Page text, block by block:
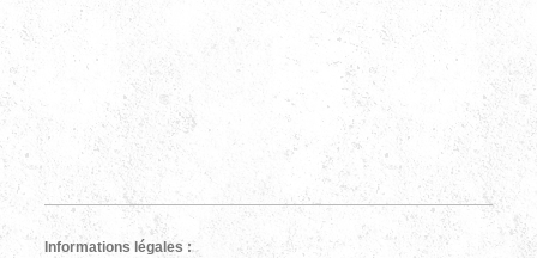
Informations légales :